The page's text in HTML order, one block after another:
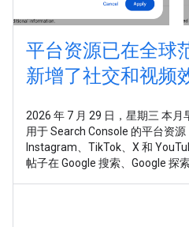
平台资源已在全球
新增了社交和视频
2026 年 7 月 29 日，星期三 本
用于 Search Console 的平台资
Instagram、TikTok、X 和
帖子在 Google 搜索、Google 探
力，让您能够充分利用这些全新